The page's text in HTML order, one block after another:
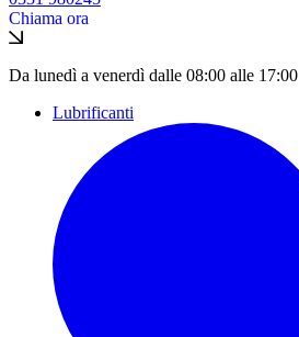
Chiama ora
Da lunedì a venerdì dalle 08:00 alle 17:00
Lubrificanti